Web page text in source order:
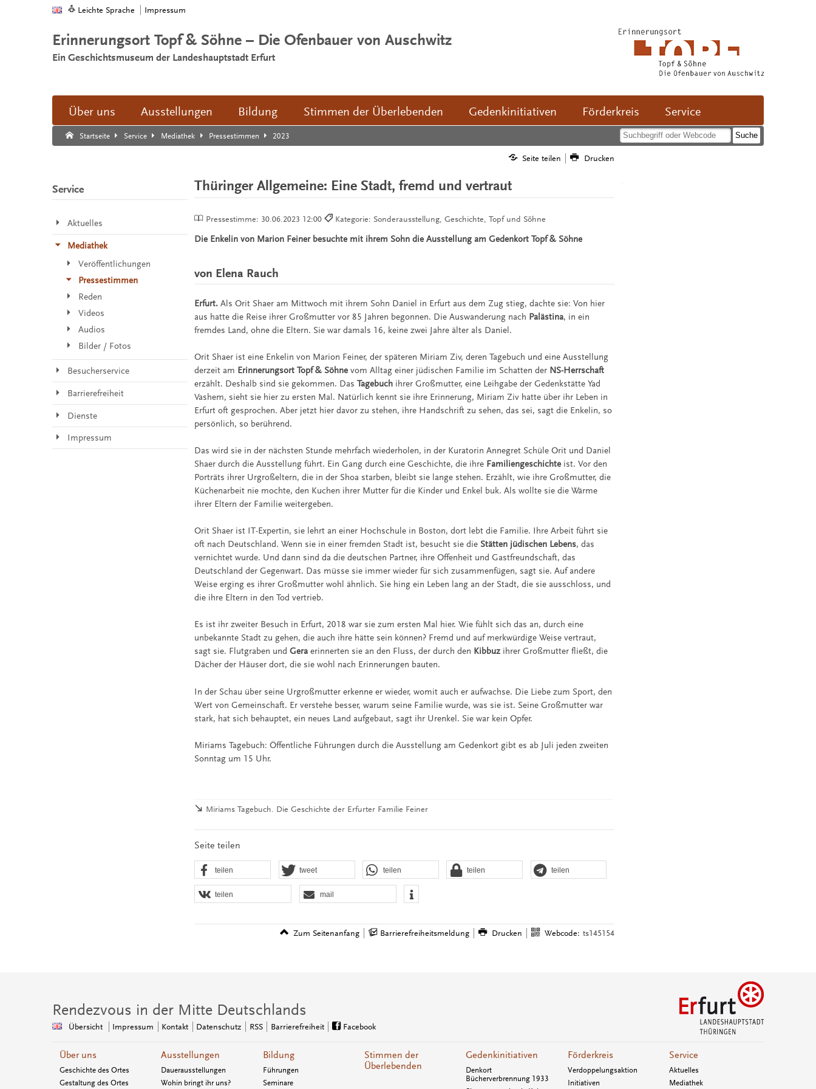
Leichte Sprache Impressum
Erinnerungsort Topf & Söhne – Die Ofenbauer von Auschwitz
Ein Geschichtsmuseum der Landeshauptstadt Erfurt
Über uns Ausstellungen Bildung Stimmen der Überlebenden Gedenkinitiativen Förderkreis Service
Startseite Service Mediathek Pressestimmen 2023
Suche:
Suche Ende.
Seite teilen Drucken
Thüringer Allgemeine: Eine Stadt, fremd und vertraut
Pressestimme: 30.06.2023 12:00 Kategorie: Sonderausstellung, Geschichte, Topf und Söhne
Die Enkelin von Marion Feiner besuchte mit ihrem Sohn die Ausstellung am Gedenkort Topf & Söhne
von Elena Rauch
Erfurt. Als Orit Shaer am Mittwoch mit ihrem Sohn Daniel in Erfurt aus dem Zug stieg, dachte sie: Von hier
aus hatte die Reise ihrer Großmutter vor 85 Jahren begonnen. Die Auswanderung nach Palästina, in ein
fremdes Land, ohne die Eltern. Sie war damals 16, keine zwei Jahre älter als Daniel.
Orit Shaer ist eine Enkelin von Marion Feiner, der späteren Miriam Ziv, deren Tagebuch und eine Ausstellung
derzeit am Erinnerungsort Topf & Söhnevom Alltag einer jüdischen Familie im Schatten der NS-Herrschaft
erzählt. Deshalb sind sie gekommen. DasTagebuch ihrer Großmutter, eine Leihgabe der Gedenkstätte Yad
Vashem, sieht sie hier zu ersten Mal. Natürlich kennt sie ihre Erinnerung, Miriam Ziv hatte über ihr Leben in
Erfurt oft gesprochen. Aber jetzt hier davor zu stehen, ihre Handschrift zu sehen, das sei, sagt die Enkelin, so
persönlich, so berührend.
Das wird sie in der nächsten Stunde mehrfach wiederholen, in der Kuratorin Annegret Schüle Orit und Daniel
Shaer durch die Ausstellung führt. Ein Gang durch eine Geschichte, die ihre Familiengeschichte ist. Vor den
Porträts ihrer Urgroßeltern, die in der Shoa starben, bleibt sie lange stehen. Erzählt, wie ihre Großmutter, die
Küchenarbeit nie mochte, den Kuchen ihrer Mutter für die Kinder und Enkel buk. Als wollte sie die Wärme
ihrer Eltern der Familie weitergeben.
Orit Shaer ist IT-Expertin, sie lehrt an einer Hochschule in Boston, dort lebt die Familie. Ihre Arbeit führt sie
oft nach Deutschland. Wenn sie in einer fremden Stadt ist, besucht sie dieStätten jüdischen Lebens, das
vernichtet wurde. Und dann sind da die deutschen Partner, ihre Offenheit und Gastfreundschaft, das
Deutschland der Gegenwart. Das müsse sie immer wieder für sich zusammenfügen, sagt sie. Auf andere
Weise erging es ihrer Großmutter wohl ähnlich. Sie hing ein Leben lang an der Stadt, die sie ausschloss, und
die ihre Eltern in den Tod vertrieb.
Es ist ihr zweiter Besuch in Erfurt, 2018 war sie zum ersten Mal hier. Wie fühlt sich das an, durch eine
unbekannte Stadt zu gehen, die auch ihre hätte sein können? Fremd und auf merkwürdige Weise vertraut,
sagt sie. Flutgraben undGera erinnerten sie an den Fluss, der durch den Kibbuz ihrer Großmutter fließt, die
Dächer der Häuser dort, die sie wohl nach Erinnerungen bauten.
In der Schau über seine Urgroßmutter erkenne er wieder, womit auch er aufwachse. Die Liebe zum Sport, den
Wert von Gemeinschaft. Er verstehe besser, warum seine Familie wurde, was sie ist. Seine Großmutter war
stark, hat sich behauptet, ein neues Land aufgebaut, sagt ihr Urenkel. Sie war kein Opfer.
Miriams Tagebuch: Öffentliche Führungen durch die Ausstellung am Gedenkort gibt es ab Juli jeden zweiten
Sonntag um 15 Uhr.
Miriams Tagebuch. Die Geschichte der Erfurter Familie Feiner
Seite teilen
teilen tweet teilen teilen teilen
teilen mail
Zum Seitenanfang Barrierefreiheitsmeldung Drucken Webcode: ts145154
Service
Aktuelles
Mediathek
Veröffentlichungen
Pressestimmen
Reden
Videos
Audios
Bilder / Fotos
Besucherservice
Barrierefreiheit
Dienste
Impressum
Rendezvous in der Mitte Deutschlands
Übersicht Impressum Kontakt Datenschutz RSS Barrierefreiheit Facebook
Über uns
Geschichte des Ortes
Gestaltung des Ortes
Ausstellungen
Dauerausstellungen
Wohin bringt ihr uns?
Bildung
Führungen
Seminare
Stimmen der
Überlebenden
Gedenkinitiativen
Denkort
Bücherverbrennung 1933
Förderkreis
Verdoppelungsaktion
Initiativen
Service
Aktuelles
Mediathek